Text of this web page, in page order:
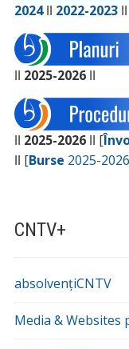
CNTV+
absolvențiCNTV
Media & Websites
2024 ǀǀ 2022-2023ǀǀ
ǀǀ 2025-2026 ǀǀ
ǀǀ 2025-2026 ǀǀ [
ǀǀ [Burse 2025-2026